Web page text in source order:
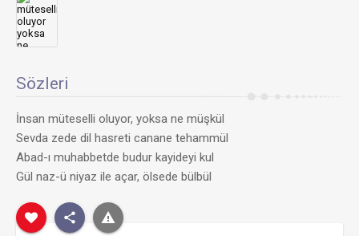
Sözleri
İnsan müteselli oluyor, yoksa ne müşkül
Sevda zede dil hasreti canane tehammül
Abad-ı muhabbetde budur kayideyi kul
Gül naz-ü niyaz ile açar, ölsede bülbül